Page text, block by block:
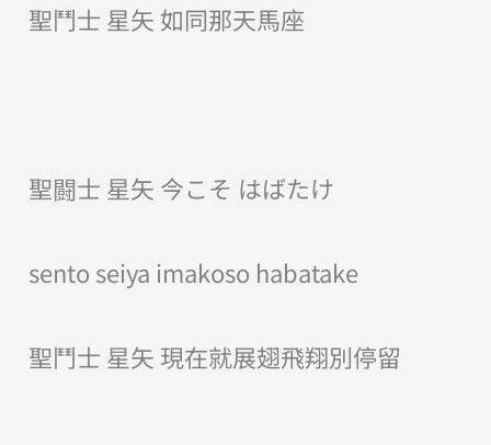
聖鬥士 星矢 如同那天馬座
聖闘士 星矢 今こそ はばたけ
sento seiya imakoso habatake
聖鬥士 星矢 現在就展翅飛翔別停留